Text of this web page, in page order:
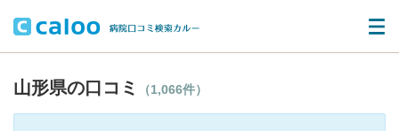
山形県の口コミ （1,066件）